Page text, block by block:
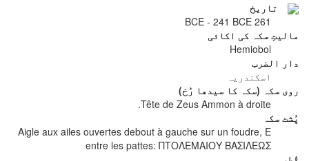
تاریخ
261 BCE - 241 BCE
مالیتِ سکہ کی اکائی
Hemiobol
دار الضرب
اسکندریہ
روی سکہ (سکہ کا سیدھا رُخ)
Tête de Zeus Ammon à droite.
پُشت سکہ
Aigle aux ailes ouvertes debout à gauche sur un foudre, E
entre les pattes: ΠΤΟΛΕΜΑΙΟΥ ΒΑΣΙΛΕΩΣ